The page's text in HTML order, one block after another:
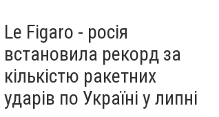
Le Figaro - росія
встановила рекорд за
кількістю ракетних
ударів по Україні у липні